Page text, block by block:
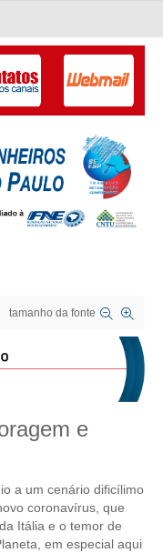
tamanho da fonte
e
a um cenário dificílimo
coronavírus, que
Itália e o temor de
em especial aqui